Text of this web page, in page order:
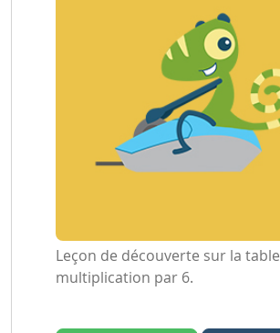
Leçon de découverte sur la
multiplication par 6.